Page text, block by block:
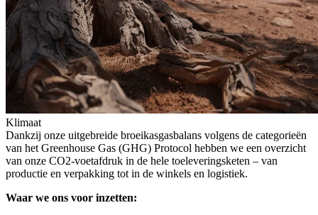
Klimaat
Dankzij onze uitgebreide broeikasgasbalans volgens de categorieën
van het Greenhouse Gas (GHG) Protocol hebben we een overzicht
van onze CO2-voetafdruk in de hele toeleveringsketen – van
productie en verpakking tot in de winkels en logistiek.
Waar we ons voor inzetten: